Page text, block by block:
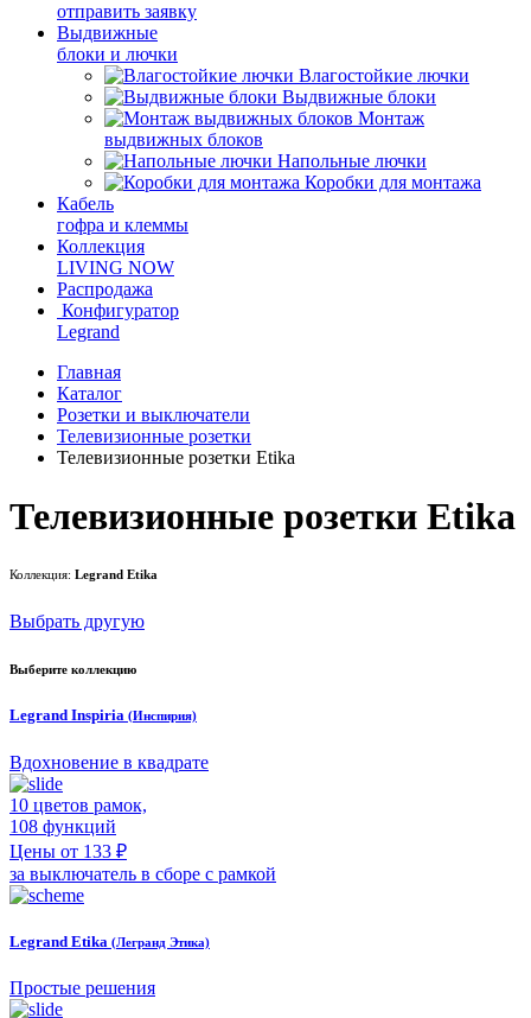
отправить заявку
Выдвижные
блоки и лючки
Влагостойкие лючки
Выдвижные блоки
Монтаж
выдвижных блоков
Напольные лючки
Коробки для монтажа
Кабель
гофра и клеммы
Коллекция
LIVING NOW
Распродажа
Конфигуратор
Legrand
Главная
Каталог
Розетки и выключатели
Телевизионные розетки
Телевизионные розетки Etika
Телевизионные розетки Etika
Коллекция: Legrand Etika
Выбрать другую
Выберите коллекцию
Legrand Inspiria (Инспирия)
Вдохновение в квадрате
10 цветов рамок,
108 функций
Цены от 133 ₽
за выключатель в сборе с рамкой
Legrand Etika (Легранд Этика)
Простые решения